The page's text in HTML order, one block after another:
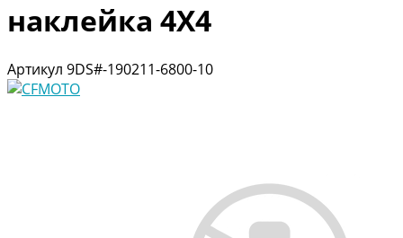
наклейка 4X4
Артикул 9DS#-190211-6800-10